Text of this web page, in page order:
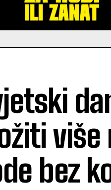
više
bez